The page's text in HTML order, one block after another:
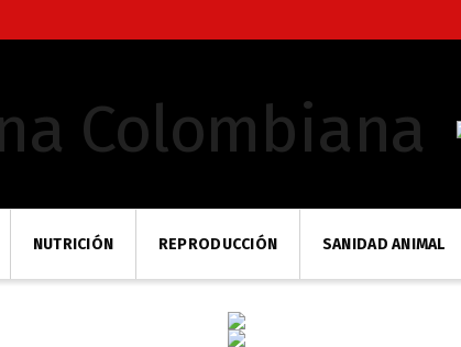
NUTRICIÓN REPRODUCCIÓN SANIDAD ANIMAL